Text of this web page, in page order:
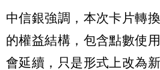
中信銀強調，本次卡片轉
的權益結構，包含點數使
會延續，只是形式上改為